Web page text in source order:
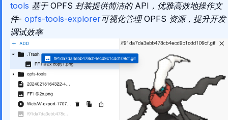
tools 基于 OPFS 封装提供简洁的 API，优雅高效地操作文
件- opfs-tools-explorer可视化管理 OPFS 资源，提升开发
调试效率